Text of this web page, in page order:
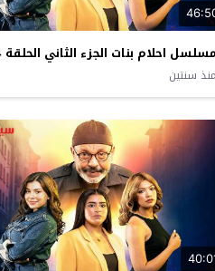
مسلسل احلام بنات الجزء الثاني الحلقة 24
منذ سنتين